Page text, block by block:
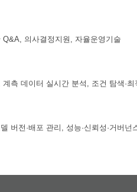
Q&A, 의사결정지원, 자율운영기술
계측 데이터 실시간 분석, 조건 탐색·
버전·배포 관리, 성능·신뢰성·거버넌